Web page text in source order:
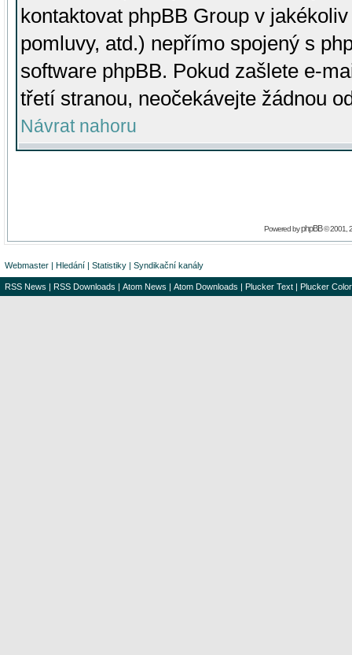
kontaktovat phpBB Group v
pomluvy, atd.) nepřímo spojený s
software phpBB. Pokud zašlete e-
třetí stranou, neočekávejte žádnou
Návrat nahoru
Powered byphpBB© 2001,
Webmaster | Hledání | Statistiky | Syndikační kanály
RSS News | RSS Downloads | Atom News | Atom Downloads | Plucker Text | Plucker Color